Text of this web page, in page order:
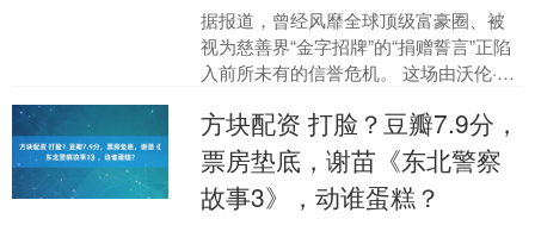
据报道，曾经风靡全球顶级富豪圈、被
视为慈善界“金字招牌”的“捐赠誓言”正陷
入前所未有的信誉危机。 这场由沃伦·巴
话，在走过十....
方块配资 打脸？豆瓣7.9分，
票房垫底，谢苗《东北警察
故事3》，动谁蛋糕？